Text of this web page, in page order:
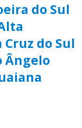
do Sul
Cruz do Sul
Ângelo